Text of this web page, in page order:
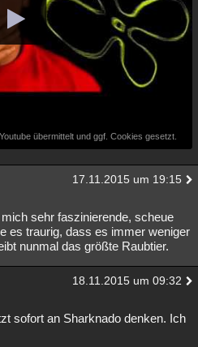
übermittelt und ggf. Cookies gesetzt.
17.11.2015 um 19:15
sehr faszinierende, scheue
es traurig, dass es immer weniger
nunmal das größte Raubtier.
18.11.2015 um 09:32
sofort an Sharknado denken. Ich